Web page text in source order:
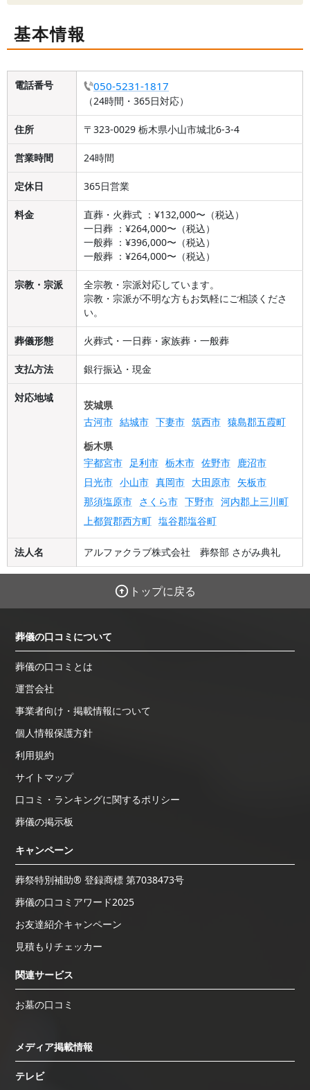
基本情報
電話番号 050-5231-1817
（24時間・365日対応）
住所 〒323-0029 栃木県小山市城北6-3-4
営業時間 24時間
定休日 365日営業
料金
直葬・火葬式 ：¥132,000〜（税込）
一日葬 ：¥264,000〜（税込）
一般葬 ：¥396,000〜（税込）
一般葬 ：¥264,000〜（税込）
宗教・宗派
全宗教・宗派対応しています。
宗教・宗派が不明な方もお気軽にご相談くださ
い。
葬儀形態 火葬式・一日葬・家族葬・一般葬
支払方法 銀行振込・現金
対応地域
茨城県
古河市 結城市 下妻市 筑西市 猿島郡五霞町
栃木県
宇都宮市
足利市 栃木市 佐野市
鹿沼市
日光市 小山市 真岡市 大田原市 矢板市
那須塩原市 さくら市 下野市 河内郡上三川町
上都賀郡西方町 塩谷郡塩谷町
法人名 アルファクラブ株式会社 葬祭部 さがみ典礼
トップに戻る
葬儀の口コミについて
葬儀の口コミとは
運営会社
事業者向け・掲載情報について
個人情報保護方針
利用規約
サイトマップ
口コミ・ランキングに関するポリシー
葬儀の掲示板
キャンペーン
葬祭特別補助® 登録商標 第7038473号
葬儀の口コミアワード2025
お友達紹介キャンペーン
見積もりチェッカー
関連サービス
お墓の口コミ
メディア掲載情報
テレビ